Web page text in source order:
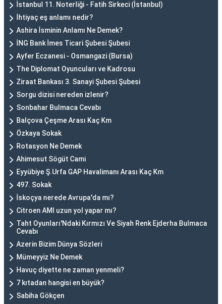
İstanbul 11. Noterliği - Fatih Sirkeci (İstanbul)
İhtiyaç eş anlamı nedir?
Ashira İsminin Anlamı Ne Demek?
İNG Bank İmes Ticari Şubesi Şubesi
Ayfer Eczanesi - Osmangazi (Bursa)
The Diplomat Oyuncuları ve Kadrosu
Ziraat Bankası 3. Sanayi Şubesi Şubesi
Sorgu dizisi nereden izlenir?
Sonbahar Bulmaca Cevabı
Balçova Çeşme Arası Kaç Km
Özkaya Sokak
Rotasyon Ne Demek
Ahimesut Sögüt Cami
Eyyübiye Ş.Urfa GAP Havalimanı Arası Kaç Km
497. Sokak
İskoçya nerede Avrupa'da mı?
Citroen AMI uzun yol yapar mı?
Taht Oyunları'Ndaki Kırmızı Ve Siyah Renk Ejderha Bulmaca
Cevabı
Azerin Bizim Dünya Sözleri
Mümeyyiz Ne Demek
Havuç diyette ne zaman yenmeli?
7 kıtadan hangisi en büyük?
Sabiha Gökçen